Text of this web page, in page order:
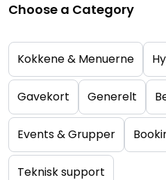
Choose a Category
Kokkene & Menuerne
Gavekort Generelt
Events & Grupper
Teknisk support